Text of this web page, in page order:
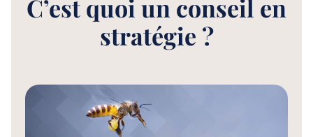
C’est quoi un conseil en
stratégie ?